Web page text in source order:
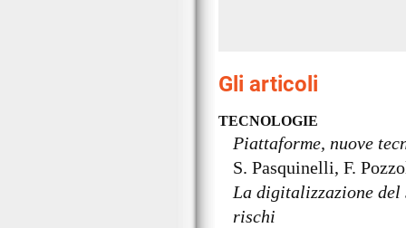
Gli articoli
TECNOLOGIE
Piattaforme, nuove
S. Pasquinelli, F.
La digitalizzazione
rischi